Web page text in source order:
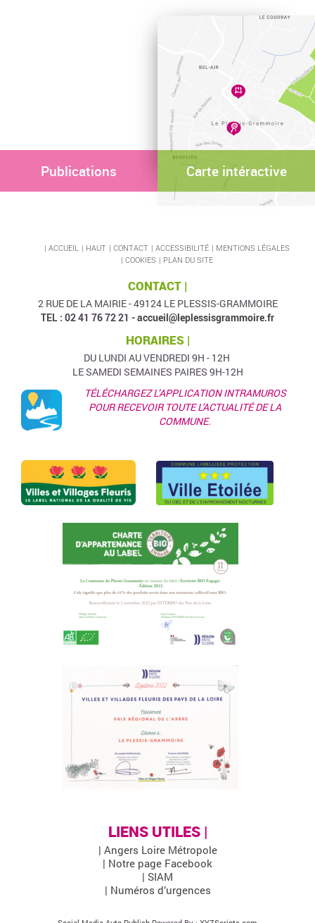
Publications Carte intéractive
ACCUEIL HAUT CONTACT ACCESSIBILITÉ
MENTIONS LÉGALES
COOKIES
PLAN DU SITE
CONTACT |
2 RUE DE LA MAIRIE - 49124 LE PLESSIS-GRAMMOIRE
TEL : 02 41 76 72 21 -accueil@leplessisgrammoire.fr
HORAIRES |
DU LUNDI AU VENDREDI 9H - 12H
LE SAMEDI SEMAINES PAIRES 9H-12H
TÉLÉCHARGEZ L’APPLICATION INTRAMUROS
POUR RECEVOIR TOUTE L'ACTUALITÉ DE LA
COMMUNE.
LIENS UTILES |
| Angers Loire Métropole
| Notre page Facebook
| SIAM
| Numéros d’urgences